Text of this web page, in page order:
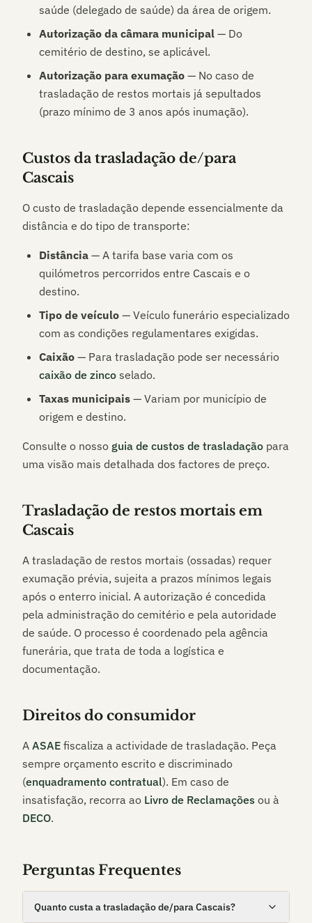
saúde (delegado de saúde) da área de origem.
Autorização da câmara municipal — Do
cemitério de destino, se aplicável.
Autorização para exumação — No caso de
trasladação de restos mortais já sepultados
(prazo mínimo de 3 anos após inumação).
Custos da trasladação de/para
Cascais
O custo de trasladação depende essencialmente da
distância e do tipo de transporte:
Distância — A tarifa base varia com os
quilómetros percorridos entre Cascais e o
destino.
Tipo de veículo — Veículo funerário especializado
com as condições regulamentares exigidas.
Caixão — Para trasladação pode ser necessário
caixão de zinco selado.
Taxas municipais — Variam por município de
origem e destino.
Consulte o nosso guia de custos de trasladação para
uma visão mais detalhada dos factores de preço.
Trasladação de restos mortais em
Cascais
A trasladação de restos mortais (ossadas) requer
exumação prévia, sujeita a prazos mínimos legais
após o enterro inicial. A autorização é concedida
pela administração do cemitério e pela autoridade
de saúde. O processo é coordenado pela agência
funerária, que trata de toda a logística e
documentação.
Direitos do consumidor
A ASAE fiscaliza a actividade de trasladação. Peça
sempre orçamento escrito e discriminado
(enquadramento contratual). Em caso de
insatisfação, recorra ao Livro de Reclamações ou à
DECO.
Perguntas Frequentes
Quanto custa a trasladação de/para Cascais?